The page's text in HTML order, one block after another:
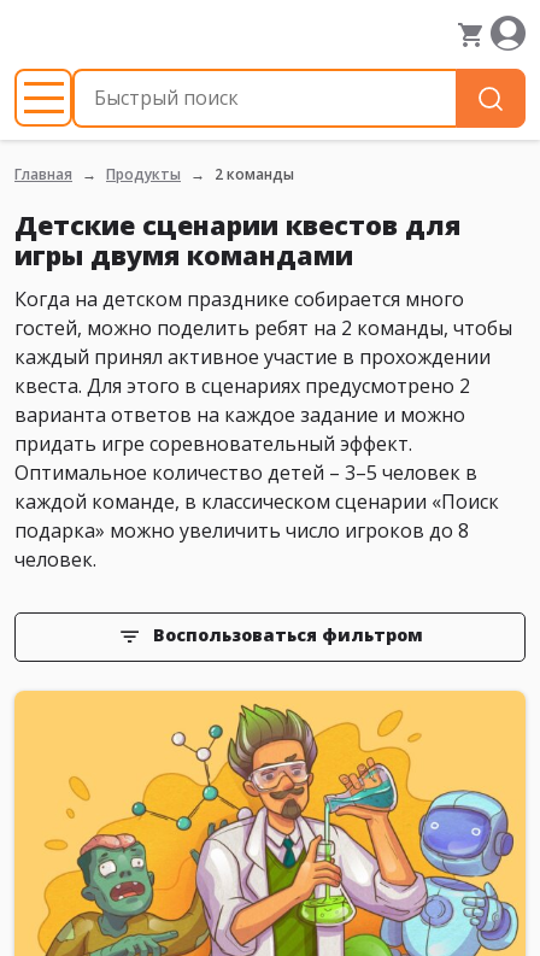
Главная Продукты 2 команды
Детские сценарии квестов для
игры двумя командами
Когда на детском празднике собирается много
гостей, можно поделить ребят на 2 команды, чтобы
каждый принял активное участие в прохождении
квеста. Для этого в сценариях предусмотрено 2
варианта ответов на каждое задание и можно
придать игре соревновательный эффект.
Оптимальное количество детей – 3–5 человек в
каждой команде, в классическом сценарии «Поиск
подарка» можно увеличить число игроков до 8
человек.
Воспользоваться фильтром